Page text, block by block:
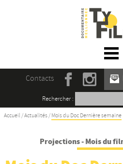
☰ Menu
Contacts
Rechercher :
Accueil /Actualités/ Mois du Doc Dernière semaine
Projections - Mois du